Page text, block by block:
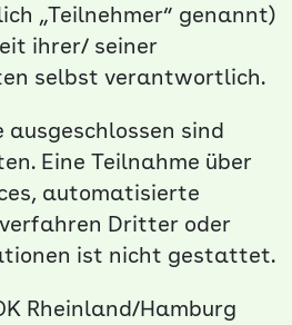
„Teilnehmer“ genannt)
ihrer/ seiner
selbst verantwortlich.
ausgeschlossen sind
Eine Teilnahme über
automatisierte
Dritter oder
ist nicht gestattet.
Rheinland/Hamburg